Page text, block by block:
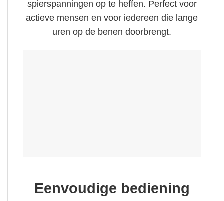
spierspanningen op te heffen. Perfect voor
actieve mensen en voor iedereen die lange
uren op de benen doorbrengt.
Eenvoudige bediening